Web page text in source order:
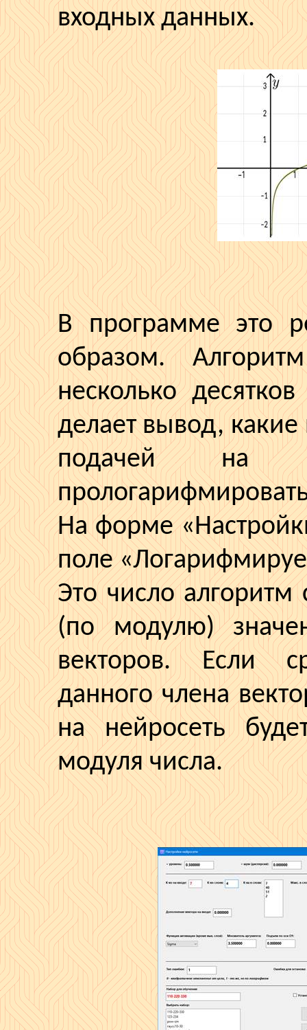
входных данных.
В программе это
образом.
несколько
делает вывод,
подачей
На форме
поле
Это число алгоритм
(по модулю)
векторов. Если
данного члена
нанейросеть
модуля числа.